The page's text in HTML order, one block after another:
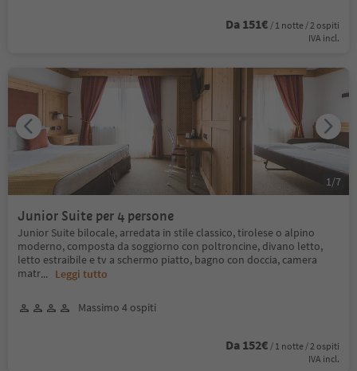
Da 151€ / 1 notte / 2 ospiti
IVA incl.
Junior Suite per 4 persone
Junior Suite bilocale, arredata in stile classico, tirolese o alpino
moderno, composta da soggiorno con poltroncine, divano letto,
letto estraibile e tv a schermo piatto, bagno con doccia, camera
matr... Leggi tutto
Massimo 4 ospiti
Da 152€ / 1 notte / 2 ospiti
IVA incl.
1/7